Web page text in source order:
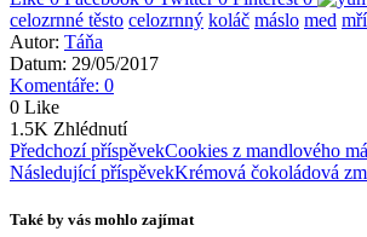
celozrnné těsto celozrnný koláč máslo med
Autor: Táňa
Datum: 29/05/2017
Komentáře: 0
0 Like
1.5K Zhlédnutí
Navigace
pro
příspěvek
Předchozí příspěvekCookies z mandlového
Následující příspěvekKrémová čokoládová
Také by vás mohlo zajímat